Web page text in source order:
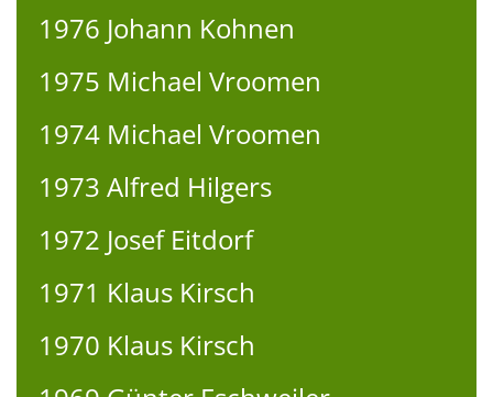
1976 Johann Kohnen
1975 Michael Vroomen
1974 Michael Vroomen
1973 Alfred Hilgers
1972 Josef Eitdorf
1971 Klaus Kirsch
1970 Klaus Kirsch